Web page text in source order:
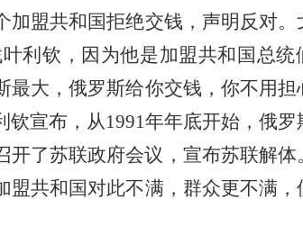
加盟共和国拒绝交钱，声明反对。
利钦，因为他是加盟共和国 总统
最大，俄罗斯给你交钱，你不用担
钦宣布，从 1991年年底开始，俄罗
了苏联政府会议，宣布苏联解体
盟共和国对此不满，群众更不满，